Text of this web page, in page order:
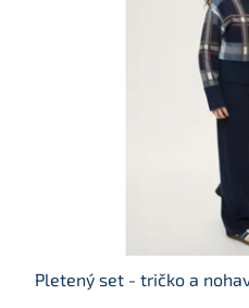
Pletený set - tričko a